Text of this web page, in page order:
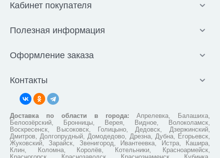
Кабинет покупателя
Полезная информация
Оформление заказа
Контакты
Доставка по области в города: Апрелевка, Балашиха,
Белоозёрский, Бронницы, Верея, Видное, Волоколамск,
Воскресенск, Высоковск, Голицыно, Дедовск, Дзержинский,
Дмитров, Долгопрудный, Домодедово, Дрезна, Дубна, Егорьевск,
Жуковский, Зарайск, Звенигород, Ивантеевка, Истра, Кашира,
Клин, Коломна, Королёв, Котельники, Красноармейск,